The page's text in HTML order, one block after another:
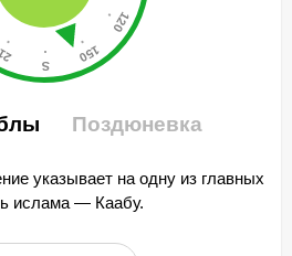
Поздюневка
указывает на одну из главных
ислама — Каабу.